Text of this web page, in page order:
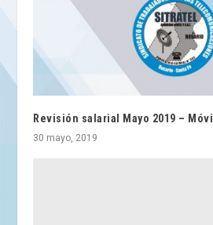
Revisión salarial Mayo 2019 – Móvil
30 mayo, 2019